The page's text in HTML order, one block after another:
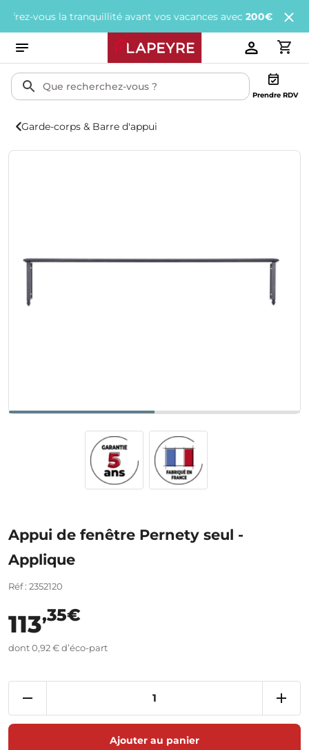
vous la tranquillité avant vos vacances avec200€ offerts tous
Prendre RDV
Garde-corps & Barre d'appui
Appui de fenêtre Pernety seul -
Applique
Réf : 2352120
113,35€
dont 0,92 € d’éco-part
Ajouter au panier